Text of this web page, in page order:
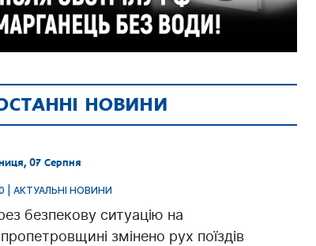
НОВИНИ
07 Серпня
| АКТУАЛЬНІ НОВИНИ
безпекову ситуацію на
змінено рух поїздів